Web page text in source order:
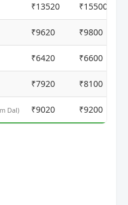
₹13520 ₹15500
₹9620 ₹9800
₹6420 ₹6600
₹7920 ₹8100
Dal) ₹9020 ₹9200